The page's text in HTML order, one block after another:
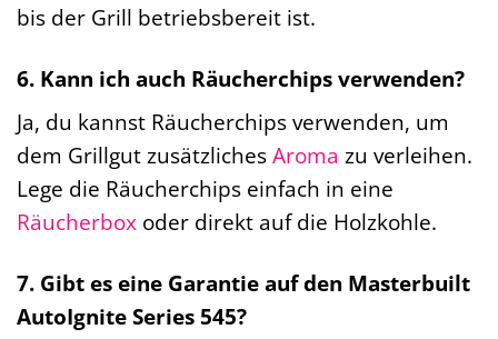
bis der Grill betriebsbereit ist.
6. Kann ich auch Räucherchips verwenden?
Ja, du kannst Räucherchips verwenden, um
dem Grillgut zusätzlichesAroma zu verleihen.
Lege die Räucherchips einfach in eine
Räucherbox oder direkt auf die Holzkohle.
7. Gibt es eine Garantie auf den Masterbuilt
AutoIgnite Series 545?